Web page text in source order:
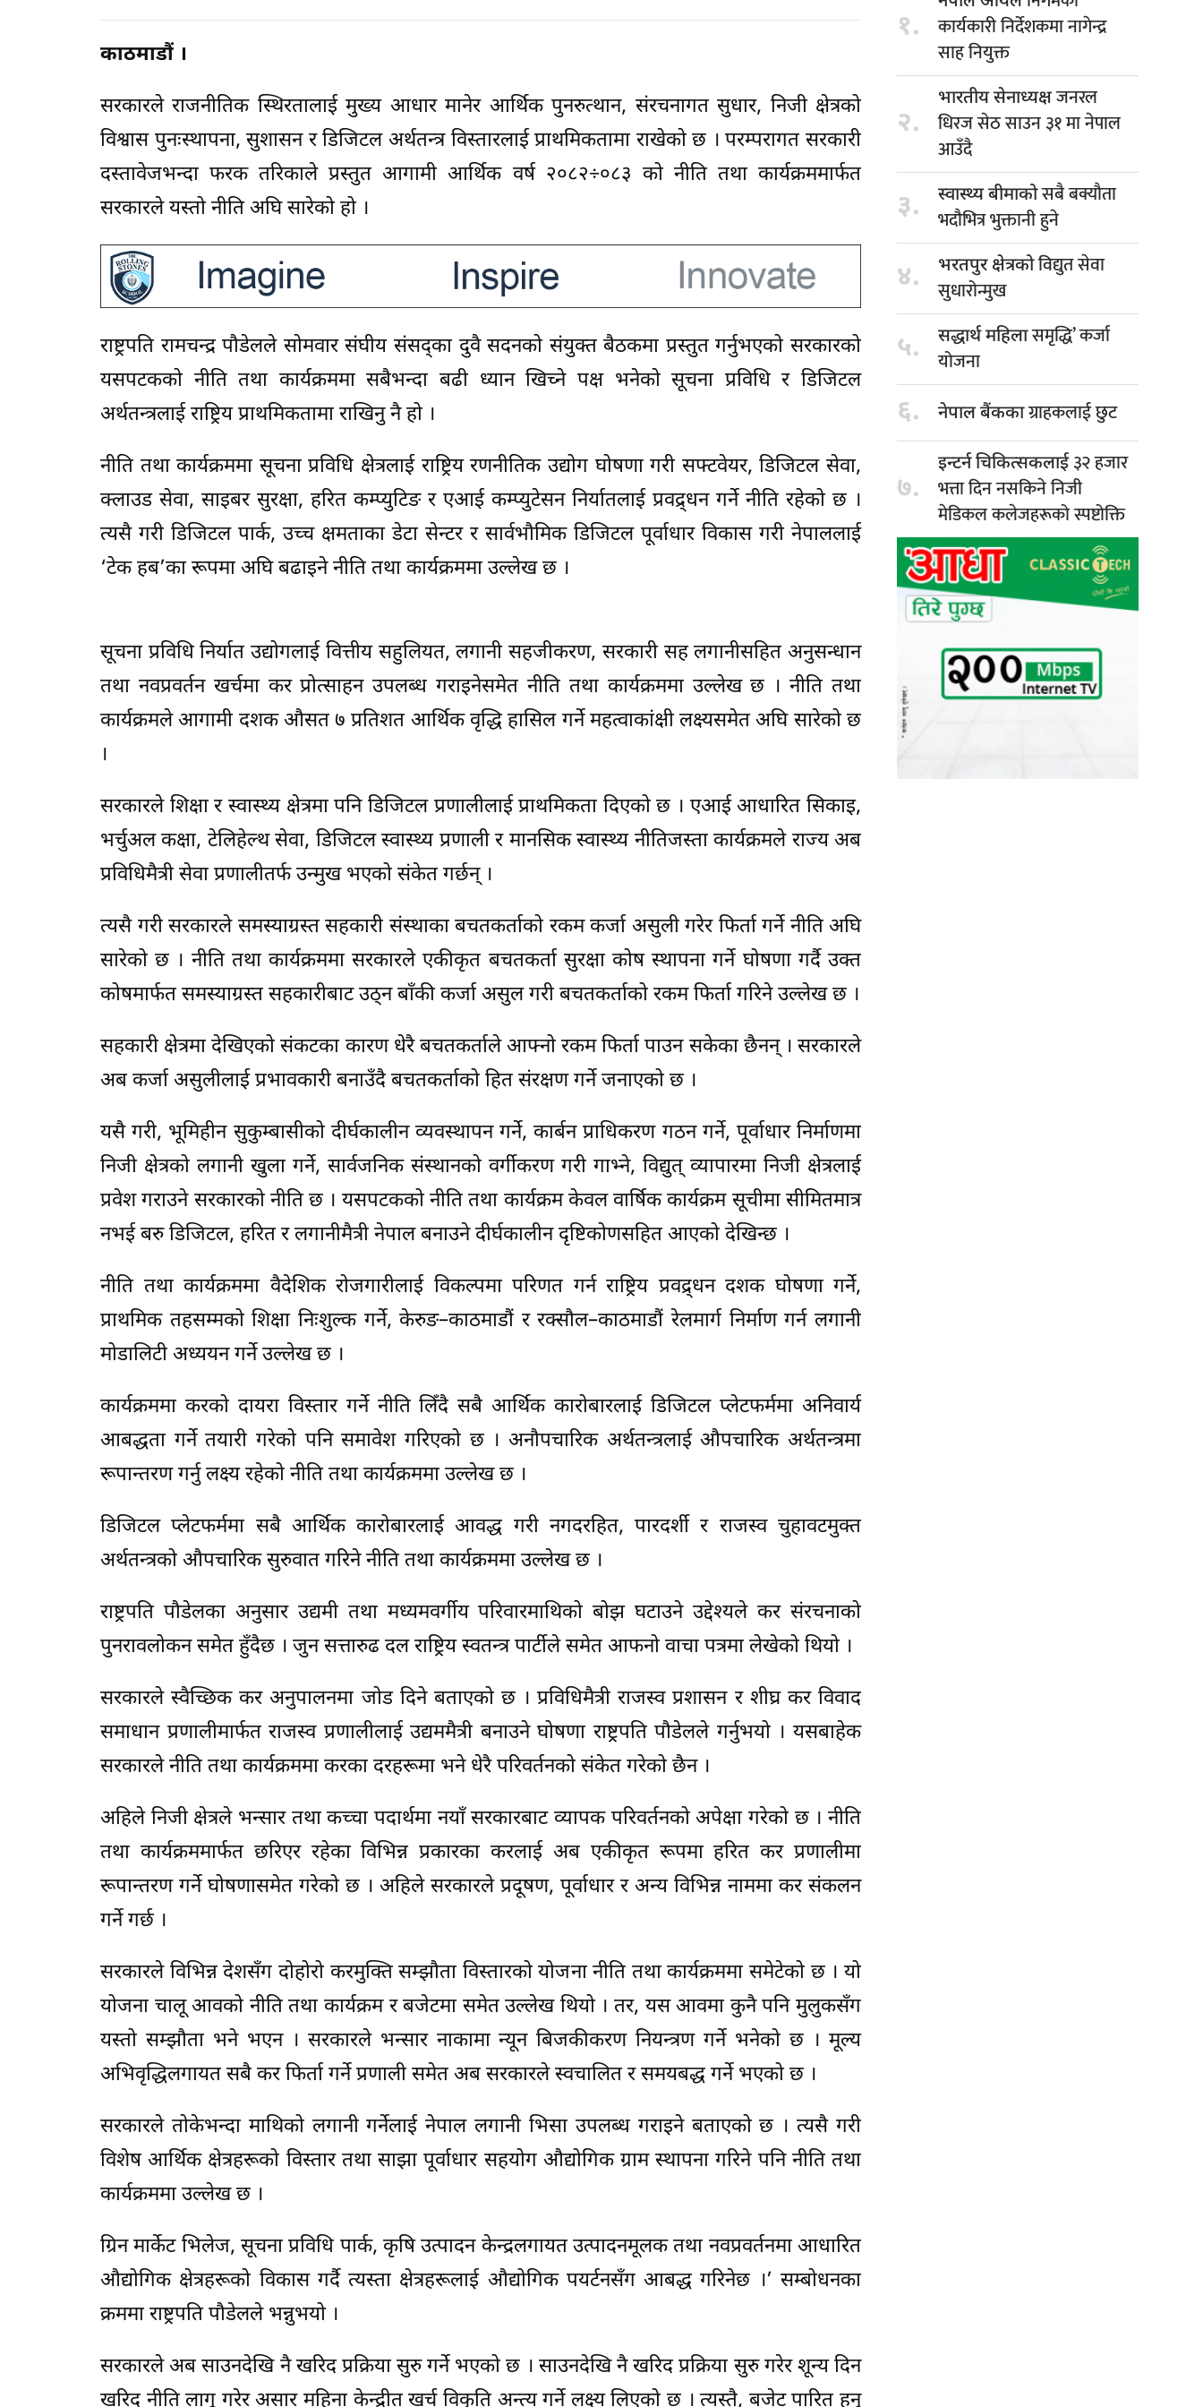
काठमाडौं ।
सरकारले राजनीतिक स्थिरतालाई मुख्य आधार मानेर आर्थिक पुनरुत्थान, संरचनागत सुधार, निजी क्षेत्रको
विश्वास पुनःस्थापना, सुशासन र डिजिटल अर्थतन्त्र विस्तारलाई प्राथमिकतामा राखेको छ । परम्परागत सरकारी
दस्तावेजभन्दा फरक तरिकाले प्रस्तुत आगामी आर्थिक वर्ष २०८२÷०८३ को नीति तथा कार्यक्रममार्फत
सरकारले यस्तो नीति अघि सारेको हो ।
राष्ट्रपति रामचन्द्र पौडेलले सोमवार संघीय संसद्का दुवै सदनको संयुक्त बैठकमा प्रस्तुत गर्नुभएको सरकारको
यसपटकको नीति तथा कार्यक्रममा सबैभन्दा बढी ध्यान खिच्ने पक्ष भनेको सूचना प्रविधि र डिजिटल
अर्थतन्त्रलाई राष्ट्रिय प्राथमिकतामा राखिनु नै हो ।
नीति तथा कार्यक्रममा सूचना प्रविधि क्षेत्रलाई राष्ट्रिय रणनीतिक उद्योग घोषणा गरी सफ्टवेयर, डिजिटल सेवा,
क्लाउड सेवा, साइबर सुरक्षा, हरित कम्प्युटिङ र एआई कम्प्युटेसन निर्यातलाई प्रवद्र्धन गर्ने नीति रहेको छ ।
त्यसै गरी डिजिटल पार्क, उच्च क्षमताका डेटा सेन्टर र सार्वभौमिक डिजिटल पूर्वाधार विकास गरी नेपाललाई
‘टेक हब’का रूपमा अघि बढाइने नीति तथा कार्यक्रममा उल्लेख छ ।
सूचना प्रविधि निर्यात उद्योगलाई वित्तीय सहुलियत, लगानी सहजीकरण, सरकारी सह लगानीसहित अनुसन्धान
तथा नवप्रवर्तन खर्चमा कर प्रोत्साहन उपलब्ध गराइनेसमेत नीति तथा कार्यक्रममा उल्लेख छ । नीति तथा
कार्यक्रमले आगामी दशक औसत ७ प्रतिशत आर्थिक वृद्धि हासिल गर्ने महत्वाकांक्षी लक्ष्यसमेत अघि सारेको छ
।
सरकारले शिक्षा र स्वास्थ्य क्षेत्रमा पनि डिजिटल प्रणालीलाई प्राथमिकता दिएको छ । एआई आधारित सिकाइ,
भर्चुअल कक्षा, टेलिहेल्थ सेवा, डिजिटल स्वास्थ्य प्रणाली र मानसिक स्वास्थ्य नीतिजस्ता कार्यक्रमले राज्य अब
प्रविधिमैत्री सेवा प्रणालीतर्फ उन्मुख भएको संकेत गर्छन् ।
त्यसै गरी सरकारले समस्याग्रस्त सहकारी संस्थाका बचतकर्ताको रकम कर्जा असुली गरेर फिर्ता गर्ने नीति अघि
सारेको छ । नीति तथा कार्यक्रममा सरकारले एकीकृत बचतकर्ता सुरक्षा कोष स्थापना गर्ने घोषणा गर्दै उक्त
कोषमार्फत समस्याग्रस्त सहकारीबाट उठ्न बाँकी कर्जा असुल गरी बचतकर्ताको रकम फिर्ता गरिने उल्लेख छ ।
सहकारी क्षेत्रमा देखिएको संकटका कारण धेरै बचतकर्ताले आफ्नो रकम फिर्ता पाउन सकेका छैनन् । सरकारले
अब कर्जा असुलीलाई प्रभावकारी बनाउँदै बचतकर्ताको हित संरक्षण गर्ने जनाएको छ ।
यसै गरी, भूमिहीन सुकुम्बासीको दीर्घकालीन व्यवस्थापन गर्ने, कार्बन प्राधिकरण गठन गर्ने, पूर्वाधार निर्माणमा
निजी क्षेत्रको लगानी खुला गर्ने, सार्वजनिक संस्थानको वर्गीकरण गरी गाभ्ने, विद्युत् व्यापारमा निजी क्षेत्रलाई
प्रवेश गराउने सरकारको नीति छ । यसपटकको नीति तथा कार्यक्रम केवल वार्षिक कार्यक्रम सूचीमा सीमितमात्र
नभई बरु डिजिटल, हरित र लगानीमैत्री नेपाल बनाउने दीर्घकालीन दृष्टिकोणसहित आएको देखिन्छ ।
नीति तथा कार्यक्रममा वैदेशिक रोजगारीलाई विकल्पमा परिणत गर्न राष्ट्रिय प्रवद्र्धन दशक घोषणा गर्ने,
प्राथमिक तहसम्मको शिक्षा निःशुल्क गर्ने, केरुङ–काठमाडौं र रक्सौल–काठमाडौं रेलमार्ग निर्माण गर्न लगानी
मोडालिटी अध्ययन गर्ने उल्लेख छ ।
कार्यक्रममा करको दायरा विस्तार गर्ने नीति लिँदै सबै आर्थिक कारोबारलाई डिजिटल प्लेटफर्ममा अनिवार्य
आबद्धता गर्ने तयारी गरेको पनि समावेश गरिएको छ । अनौपचारिक अर्थतन्त्रलाई औपचारिक अर्थतन्त्रमा
रूपान्तरण गर्नु लक्ष्य रहेको नीति तथा कार्यक्रममा उल्लेख छ ।
डिजिटल प्लेटफर्ममा सबै आर्थिक कारोबारलाई आवद्ध गरी नगदरहित, पारदर्शी र राजस्व चुहावटमुक्त
अर्थतन्त्रको औपचारिक सुरुवात गरिने नीति तथा कार्यक्रममा उल्लेख छ ।
राष्ट्रपति पौडेलका अनुसार उद्यमी तथा मध्यमवर्गीय परिवारमाथिको बोझ घटाउने उद्देश्यले कर संरचनाको
पुनरावलोकन समेत हुँदैछ । जुन सत्तारुढ दल राष्ट्रिय स्वतन्त्र पार्टीले समेत आफनो वाचा पत्रमा लेखेको थियो ।
सरकारले स्वैच्छिक कर अनुपालनमा जोड दिने बताएको छ । प्रविधिमैत्री राजस्व प्रशासन र शीघ्र कर विवाद
समाधान प्रणालीमार्फत राजस्व प्रणालीलाई उद्यममैत्री बनाउने घोषणा राष्ट्रपति पौडेलले गर्नुभयो । यसबाहेक
सरकारले नीति तथा कार्यक्रममा करका दरहरूमा भने धेरै परिवर्तनको संकेत गरेको छैन ।
अहिले निजी क्षेत्रले भन्सार तथा कच्चा पदार्थमा नयाँ सरकारबाट व्यापक परिवर्तनको अपेक्षा गरेको छ । नीति
तथा कार्यक्रममार्फत छरिएर रहेका विभिन्न प्रकारका करलाई अब एकीकृत रूपमा हरित कर प्रणालीमा
रूपान्तरण गर्ने घोषणासमेत गरेको छ । अहिले सरकारले प्रदूषण, पूर्वाधार र अन्य विभिन्न नाममा कर संकलन
गर्ने गर्छ ।
सरकारले विभिन्न देशसँग दोहोरो करमुक्ति सम्झौता विस्तारको योजना नीति तथा कार्यक्रममा समेटेको छ । यो
योजना चालू आवको नीति तथा कार्यक्रम र बजेटमा समेत उल्लेख थियो । तर, यस आवमा कुनै पनि मुलुकसँग
यस्तो सम्झौता भने भएन । सरकारले भन्सार नाकामा न्यून बिजकीकरण नियन्त्रण गर्ने भनेको छ । मूल्य
अभिवृद्धिलगायत सबै कर फिर्ता गर्ने प्रणाली समेत अब सरकारले स्वचालित र समयबद्ध गर्ने भएको छ ।
सरकारले तोकेभन्दा माथिको लगानी गर्नेलाई नेपाल लगानी भिसा उपलब्ध गराइने बताएको छ । त्यसै गरी
विशेष आर्थिक क्षेत्रहरूको विस्तार तथा साझा पूर्वाधार सहयोग औद्योगिक ग्राम स्थापना गरिने पनि नीति तथा
कार्यक्रममा उल्लेख छ ।
ग्रिन मार्केट भिलेज, सूचना प्रविधि पार्क, कृषि उत्पादन केन्द्रलगायत उत्पादनमूलक तथा नवप्रवर्तनमा आधारित
औद्योगिक क्षेत्रहरूको विकास गर्दै त्यस्ता क्षेत्रहरूलाई औद्योगिक पयर्टनसँग आबद्ध गरिनेछ ।’ सम्बोधनका
क्रममा राष्ट्रपति पौडेलले भन्नुभयो ।
सरकारले अब साउनदेखि नै खरिद प्रक्रिया सुरु गर्ने भएको छ । साउनदेखि नै खरिद प्रक्रिया सुरु गरेर शून्य दिन
खरिद नीति लागू गरेर असार महिना केन्द्रीत खर्च विकृति अन्त्य गर्ने लक्ष्य लिएको छ । त्यस्तै, बजेट पारित हुनु
१.
कार्यकारी निर्देशकमा नागेन्द्र
साह नियुक्त
२.
भारतीय सेनाध्यक्षजनरल
धिरज सेठ साउन ३१ मा नेपाल
आउँदै
३. स्वास्थ्य बीमाकोसबै बक्यौता
भदौभित्र भुक्तानी हुने
४. भरतपुर क्षेत्रकोविद्युत सेवा
सुधारोन्मुख
५. सद्धार्थ महिलासमृद्धि’ कर्जा
योजना
६. नेपाल बैंककाग्राहकलाई छुट
७.
इन्टर्न चिकित्सकलाई३२ हजार
भत्ता दिन नसकिने निजी
मेडिकल कलेजहरूको स्पष्टोक्ति